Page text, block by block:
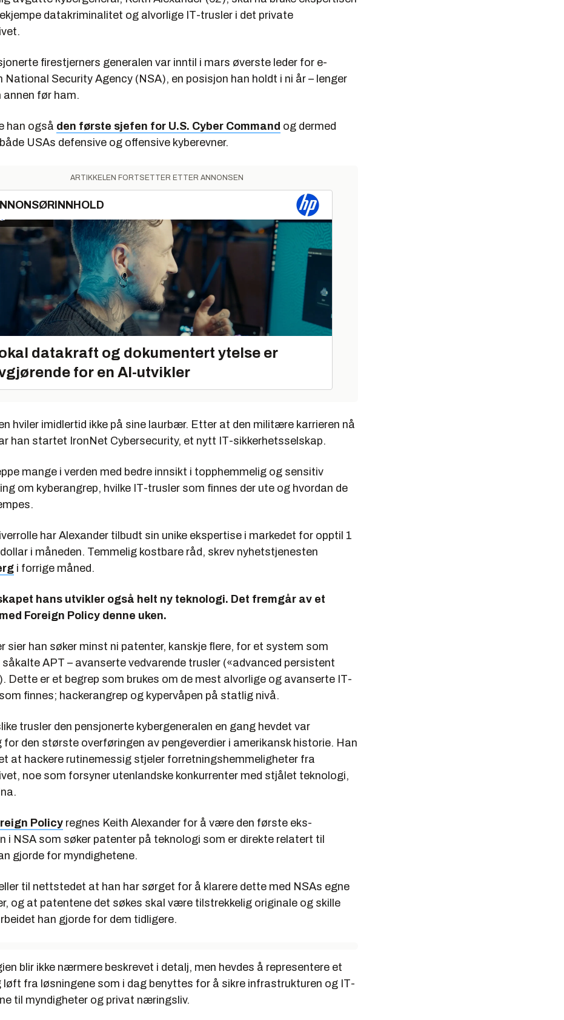
datakriminalitet og alvorlige IT-trusler i det private
firestjerners generalen var inntil i mars øverste leder for e-
National Security Agency (NSA), en posisjon han holdt i ni år – lenger
annen før ham.
han også den første sjefen for U.S. Cyber Command og dermed
USAs defensive og offensive kyberevner.
ARTIKKELEN FORTSETTER ETTER ANNONSEN
datakraft og dokumentert ytelse er
for en AI-utvikler
hviler imidlertid ikke på sine laurbær. Etter at den militære karrieren nå
han startet IronNet Cybersecurity, et nytt IT-sikkerhetsselskap.
mange i verden med bedre innsikt i topphemmelig og sensitiv
om kyberangrep, hvilke IT-trusler som finnes der ute og hvordan de
har Alexander tilbudt sin unike ekspertise i markedet for opptil 1
i måneden. Temmelig kostbare råd, skrev nyhetstjenesten
i forrige måned.
hans utvikler også helt ny teknologi. Det fremgår av et
Foreign Policy denne uken.
sier han søker minst ni patenter, kanskje flere, for et system som
såkalte APT – avanserte vedvarende trusler («advanced persistent
Dette er et begrep som brukes om de mest alvorlige og avanserte IT-
finnes; hackerangrep og kypervåpen på statlig nivå.
trusler den pensjonerte kybergeneralen en gang hevdet var
for den største overføringen av pengeverdier i amerikansk historie. Han
at hackere rutinemessig stjeler forretningshemmeligheter fra
noe som forsyner utenlandske konkurrenter med stjålet teknologi,
Policy regnes Keith Alexander for å være den første eks-
i NSA som søker patenter på teknologi som er direkte relatert til
gjorde for myndighetene.
til nettstedet at han har sørget for å klarere dette med NSAs egne
og at patentene det søkes skal være tilstrekkelig originale og skille
han gjorde for dem tidligere.
blir ikke nærmere beskrevet i detalj, men hevdes å representere et
løft fra løsningene som i dag benyttes for å sikre infrastrukturen og IT-
til myndigheter og privat næringsliv.